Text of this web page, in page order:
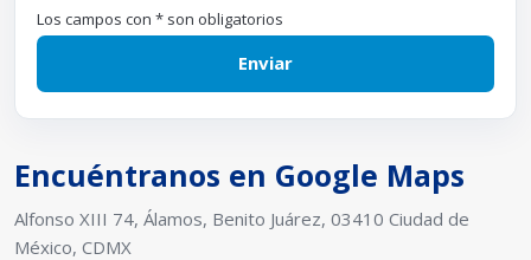
Los campos con * son obligatorios
Encuéntranos en Google Maps
Alfonso XIII 74, Álamos, Benito Juárez, 03410 Ciudad de
México, CDMX